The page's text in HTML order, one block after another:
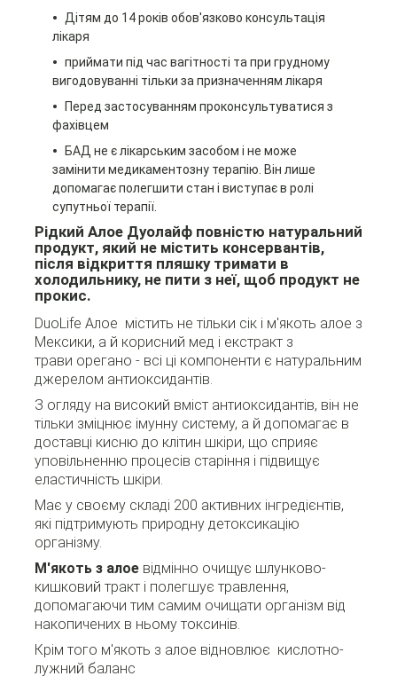
Дітям до 14 років обов'язково консультація
лікаря
приймати під час вагітності та при грудному
вигодовуванні тільки за призначенням лікаря
Перед застосуванням проконсультуватися з
фахівцем
БАД не є лікарським засобом і не може
замінити медикаментозну терапію. Він лише
допомагає полегшити стан і виступає в ролі
супутньої терапії.
Рідкий Алое Дуолайф повністю натуральний
продукт, який не містить консервантів,
після відкриття пляшку тримати в
холодильнику, не пити з неї, щоб продукт не
прокис.
DuoLife Алое містить не тільки сік і м'якоть алое з
Мексики, а й корисний мед і екстракт з
трави орегано - всі ці компоненти є натуральним
джерелом антиоксидантів.
З огляду на високий вміст антиоксидантів, він не
тільки зміцнює імунну систему, а й допомагає в
доставці кисню до клітин шкіри, що сприяє
уповільненню процесів старіння і підвищує
еластичність шкіри.
Має у своєму складі 200 активних інгредієнтів,
які підтримують природну детоксикацію
організму.
М'якоть з алоевідмінно очищує шлунково-
кишковий тракт і полегшує травлення,
допомагаючи тим самим очищати організм від
накопичених в ньому токсинів.
Крім того м'якоть з алое відновлює кислотно-
лужний баланс